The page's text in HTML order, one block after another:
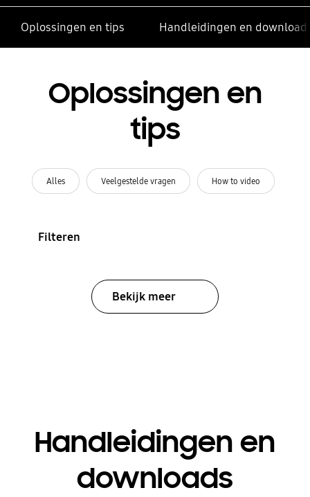
Oplossingen en tips Handleidingen en
Oplossingen en
tips
Alles Veelgestelde vragen How to video
Filteren
Bekijk meer
Handleidingen en
downloads